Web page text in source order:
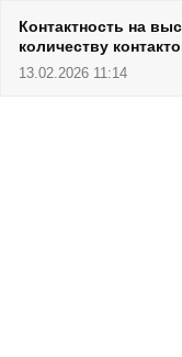
Контактность на
количеству
13.02.2026 11:14